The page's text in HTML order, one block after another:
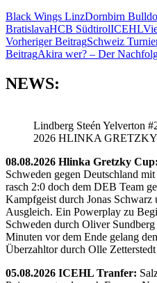
Black Wings LinzDornbirn
BratislavaHCB SüdtirolICEHL
Beitragsnavigation
Vorheriger BeitragSchweiz
BeitragAkira wer? – Der
NEWS:
Lindberg Steén Yelverton
2026 HLINKA GRETZKY
08.08.2026 Hlinka Gretzky
Schweden gegen Deutschland
rasch 2:0 doch dem DEB Team
Kampfgeist durch Jonas
Ausgleich. Ein Powerplay zu
Schweden durch Oliver
Minuten vor dem Ende gelang
Überzahltor durch Olle
05.08.2026 ICEHL Tranfer: